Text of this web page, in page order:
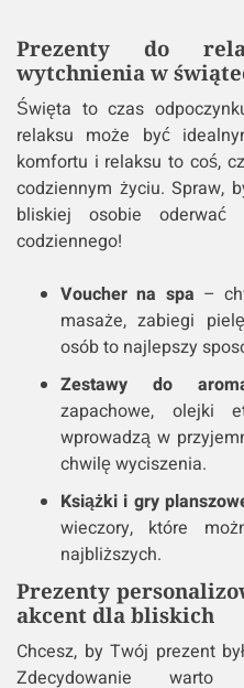
Prezenty do
wytchnienia w
Święta to czas
relaksu może być
komfortu i relaksu to coś,
codziennym życiu. Spraw,
bliskiej osobie
codziennego!
Voucher na spa –
masaże, zabiegi
osób to najlepszy
Zestawy do
zapachowe, olejki
wprowadzą w
chwilę wyciszenia.
Książki i gry
wieczory, które
najbliższych.
Prezenty
akcent dla bliskich
Chcesz, by Twój prezent
Zdecydowanie warto